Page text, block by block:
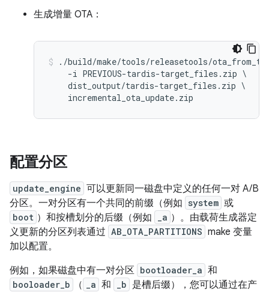
生成增量 OTA：
./build/make/tools/releasetools/
    -i PREVIOUS-tardis-target_files.zip \
    dist_output/tardis-target_files.zip \
配置分区
update_engine 可以更新同一磁盘中定义的任何一对 A/B
分区。一对分区有一个共同的前缀（例如 system 或
boot ）和按槽划分的后缀（例如 _a ）。由载荷生成器定
义更新的分区列表通过 AB_OTA_PARTITIONS make 变量
加以配置。
例如，如果磁盘中有一对分区 bootloader_a 和
booloader_b （ _a 和 _b 是槽后缀），您可以通过在产